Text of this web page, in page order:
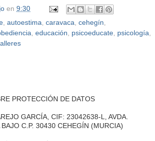
en 9:30
autoestima caravaca cehegín
educación psicoeducate psicología
PROTECCIÓN DE DATOS
GARCÍA, CIF: 23042638-L, AVDA.
C.P. 30430 CEHEGÍN (MURCIA)